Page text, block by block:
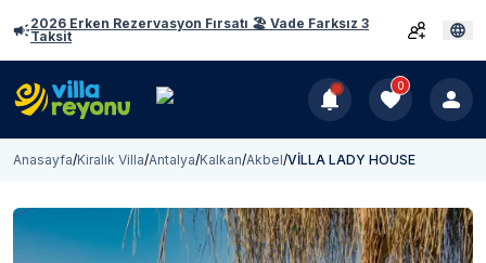
2026 Erken Rezervasyon Fırsatı 🏖️ Vade Farksız 3
Taksit
0
Anasayfa/Kiralık Villa/Antalya/Kalkan/Akbel/VİLLA LADY HOUSE